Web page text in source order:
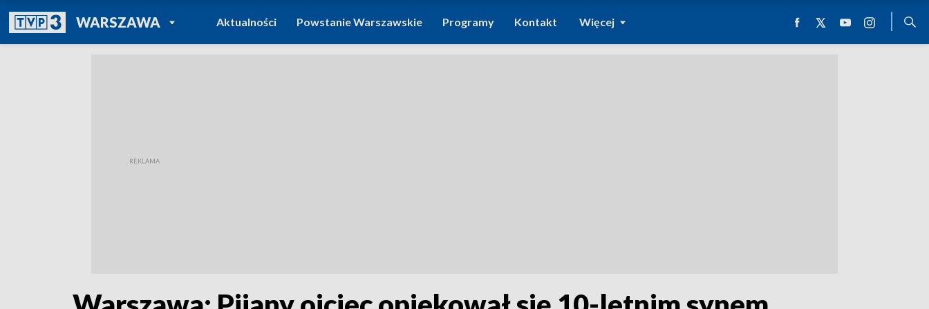
WARSZAWAPOWRÓT DO
TVP REGIONY
Aktualności Powstanie Warszawskie Programy Kontakt Więcej